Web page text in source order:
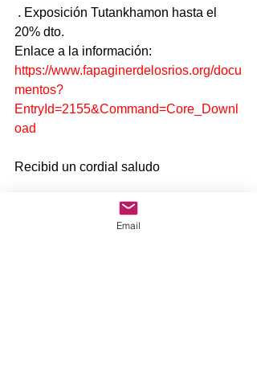
. Exposición Tutankhamon hasta el
20% dto.
Enlace a la información:
https://www.fapaginerdelosrios.org/docu
mentos?
EntryId=2155&Command=Core_Downl
oad
Recibid un cordial saludo
Email